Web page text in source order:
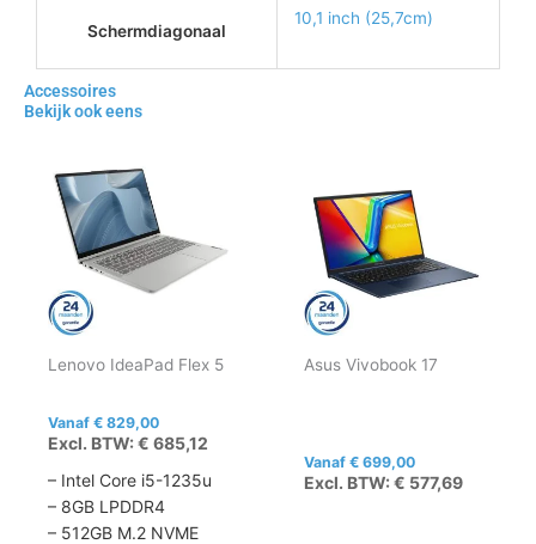
Schermdiagonaal
10,1 inch (25,7cm)
Accessoires
Bekijk ook eens
Lenovo IdeaPad Flex 5
Vanaf € 829,00
Excl. BTW: € 685,12
– Intel Core i5-1235u
– 8GB LPDDR4
– 512GB M.2 NVME
product
heeft
meerdere
variaties.
Deze
optie
gekozen
productpagina
Asus Vivobook 17
Vanaf € 699,00
Excl. BTW: € 577,69
heeft
meerdere
variaties.
Deze
optie
gekozen
productpagina